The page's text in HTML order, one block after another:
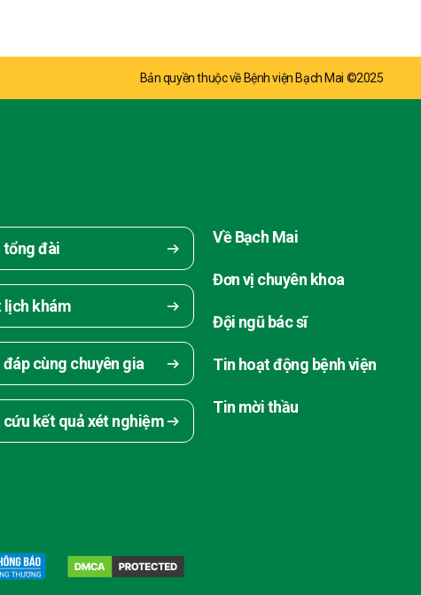
Bản quyền thuộc về Bệnh viện Bạch Mai ©2025
tổng đài
lịch khám
đáp cùng chuyên gia
cứu kết quả xét nghiệm
Về Bạch Mai
Đơn vị chuyên khoa
Đội ngũ bác sĩ
Tin hoạt động bệnh viện
Tin mời thầu